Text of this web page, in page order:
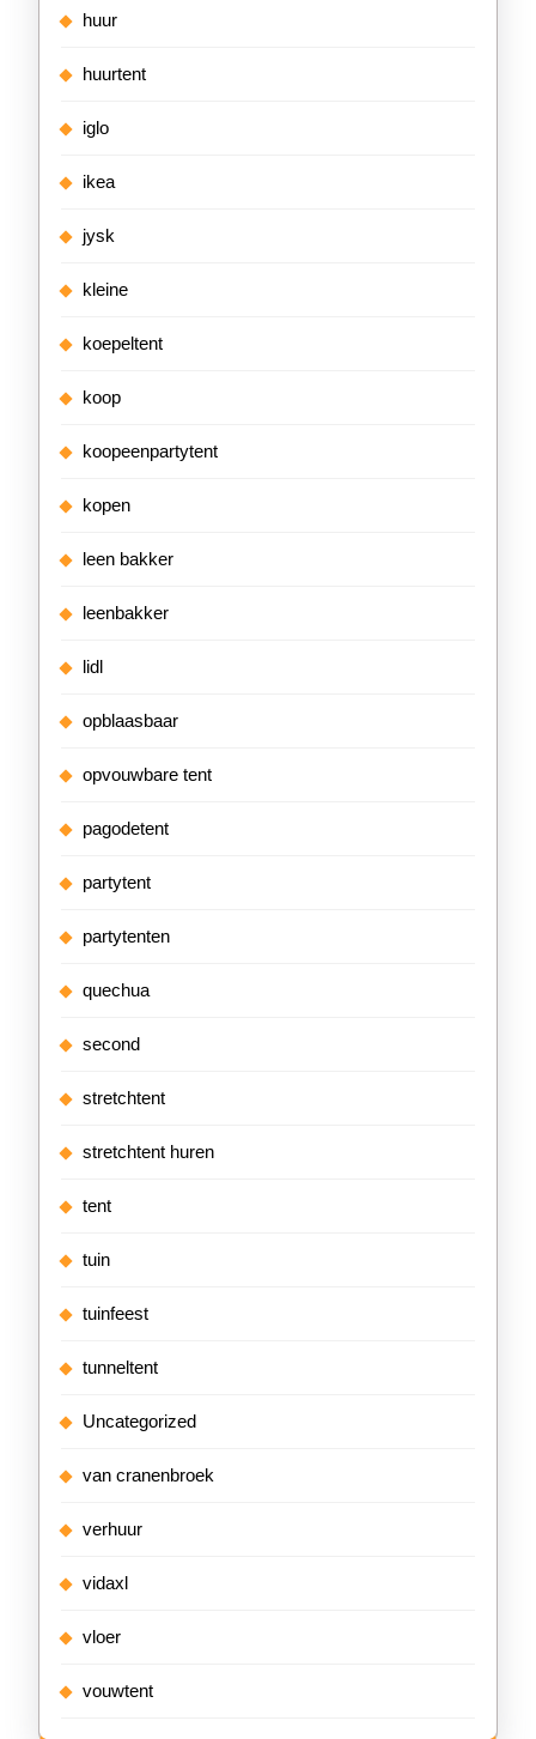
huur
huurtent
iglo
ikea
jysk
kleine
koepeltent
koop
koopeenpartytent
kopen
leen bakker
leenbakker
lidl
opblaasbaar
opvouwbare tent
pagodetent
partytent
partytenten
quechua
second
stretchtent
stretchtent huren
tent
tuin
tuinfeest
tunneltent
Uncategorized
van cranenbroek
verhuur
vidaxl
vloer
vouwtent